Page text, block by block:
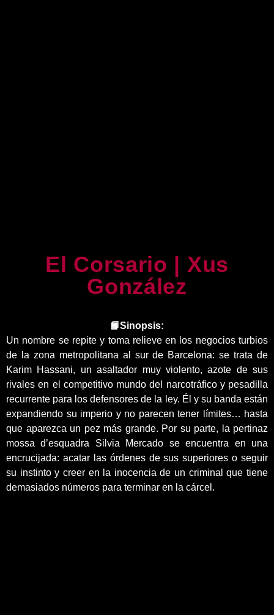
El Corsario | Xus
González
📙Sinopsis:
Un nombre se repite y toma relieve en los negocios turbios
de la zona metropolitana al sur de Barcelona: se trata de
Karim Hassani, un asaltador muy violento, azote de sus
rivales en el competitivo mundo del narcotráfico y pesadilla
recurrente para los defensores de la ley. Él y su banda están
expandiendo su imperio y no parecen tener límites… hasta
que aparezca un pez más grande. Por su parte, la pertinaz
mossa d’esquadra Silvia Mercado se encuentra en una
encrucijada: acatar las órdenes de sus superiores o seguir
su instinto y creer en la inocencia de un criminal que tiene
demasiados números para terminar en la cárcel.